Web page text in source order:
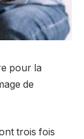
pour la
de
trois fois